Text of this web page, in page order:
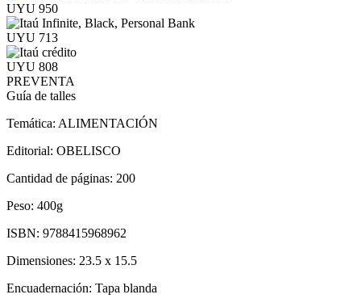
UYU 950
UYU 713
UYU 808
PREVENTA
Guía de talles
Temática: ALIMENTACIÓN
Editorial: OBELISCO
Cantidad de páginas: 200
Peso: 400g
ISBN: 9788415968962
Dimensiones: 23.5 x 15.5
Encuadernación: Tapa blanda